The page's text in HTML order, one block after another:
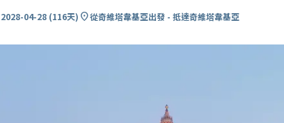
2028-04-28 (116天) location_on從奇維塔韋基亞出發 - 抵達奇維塔韋基亞